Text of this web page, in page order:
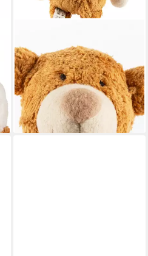
Kuscheltier Kuscheltier
Natural Friends für Babys und
Kinder (1-St)
44,99 €
lieferbar - in 3-4 Werktagen bei dir
+1